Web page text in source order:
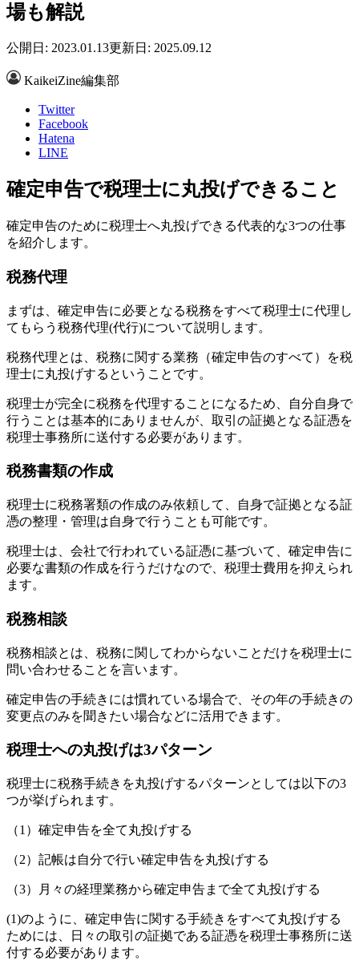
場も解説
公開日: 2023.01.13更新日: 2025.09.12
KaikeiZine編集部
Twitter
Facebook
Hatena
LINE
確定申告で税理士に丸投げできること
確定申告のために税理士へ丸投げできる代表的な3つの仕事
を紹介します。
税務代理
まずは、確定申告に必要となる税務をすべて税理士に代理し
てもらう税務代理(代行)について説明します。
税務代理とは、税務に関する業務（確定申告のすべて）を税
理士に丸投げするということです。
税理士が完全に税務を代理することになるため、自分自身で
行うことは基本的にありませんが、取引の証拠となる証憑を
税理士事務所に送付する必要があります。
税務書類の作成
税理士に税務署類の作成のみ依頼して、自身で証拠となる証
憑の整理・管理は自身で行うことも可能です。
税理士は、会社で行われている証憑に基づいて、確定申告に
必要な書類の作成を行うだけなので、税理士費用を抑えられ
ます。
税務相談
税務相談とは、税務に関してわからないことだけを税理士に
問い合わせることを言います。
確定申告の手続きには慣れている場合で、その年の手続きの
変更点のみを聞きたい場合などに活用できます。
税理士への丸投げは3パターン
税理士に税務手続きを丸投げするパターンとしては以下の3
つが挙げられます。
（1）確定申告を全て丸投げする
（2）記帳は自分で行い確定申告を丸投げする
（3）月々の経理業務から確定申告まで全て丸投げする
(1)のように、確定申告に関する手続きをすべて丸投げする
ためには、日々の取引の証拠である証憑を税理士事務所に送
付する必要があります。